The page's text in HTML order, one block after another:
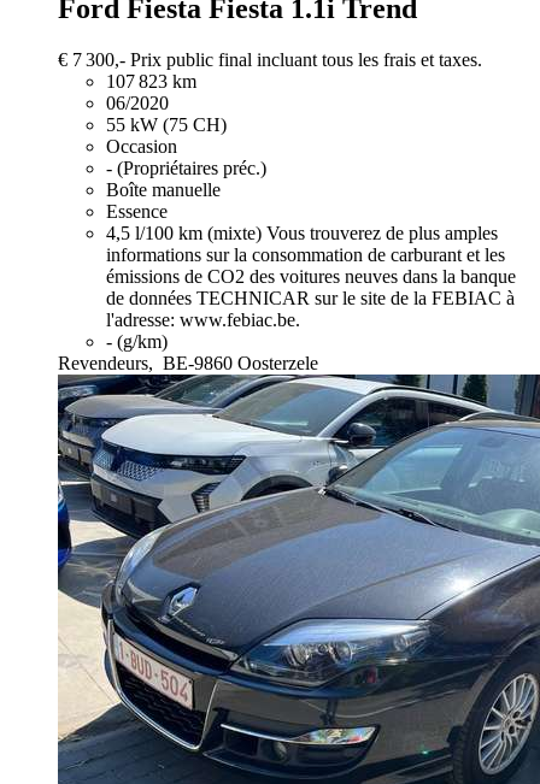
Ford Fiesta Fiesta 1.1i Trend
€ 7 300,- Prix public final incluant tous les frais et taxes.
107 823 km
06/2020
55 kW (75 CH)
Occasion
- (Propriétaires préc.)
Boîte manuelle
Essence
4,5 l/100 km (mixte) Vous trouverez de plus amples
informations sur la consommation de carburant et les
émissions de CO2 des voitures neuves dans la banque
de données TECHNICAR sur le site de la FEBIAC à
l'adresse: www.febiac.be.
- (g/km)
Revendeurs, BE-9860 Oosterzele